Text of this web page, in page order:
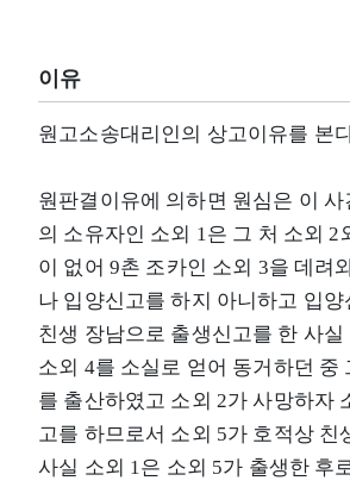
이유
원고소송대리인의 상고이유를 본
원판결이유에 의하면 원심은 이 사
의 소유자인 소외 1은 그 처 소외 2
이 없어 9촌 조카인 소외 3을 데려
나 입양신고를 하지 아니하고 입양
친생 장남으로 출생신고를 한 사실
소외 4를 소실로 얻어 동거하던 중
를 출산하였고 소외 2가 사망하자
고를 하므로서 소외 5가 호적상 친
사실 소외 1은 소외 5가 출생한 후